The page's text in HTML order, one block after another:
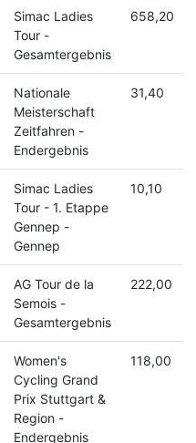
Simac Ladies
Tour -
Gesamtergebnis
658,20
Nationale
Meisterschaft
Zeitfahren -
Endergebnis
31,40
Simac Ladies
Tour - 1. Etappe
Gennep -
Gennep
10,10
AG Tour de la
Semois -
Gesamtergebnis
222,00
Women's
Cycling Grand
Prix Stuttgart &
Region -
Endergebnis
118,00